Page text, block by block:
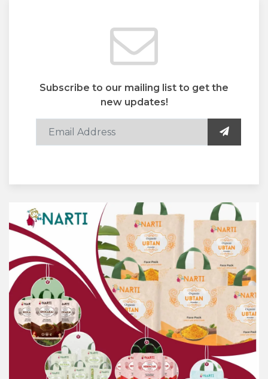
Subscribe to our mailing list to get the
new updates!